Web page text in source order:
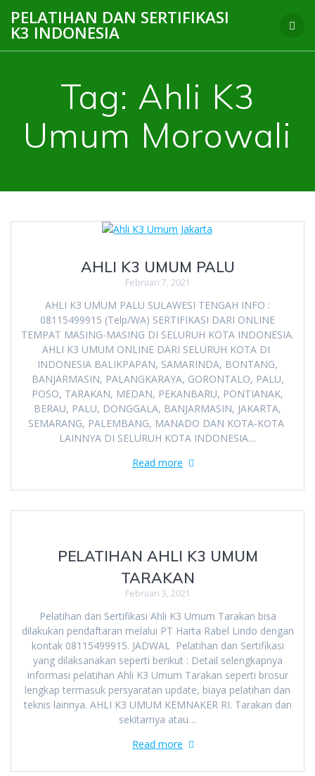
to
PELATIHAN DAN SERTIFIKASI
K3 INDONESIA
Tag: Ahli K3
Umum Morowali
AHLI K3 UMUM PALU
Februari 7, 2021
AHLI K3 UMUM PALU SULAWESI TENGAH INFO :
08115499915 (Telp/WA) SERTIFIKASI DARI ONLINE
TEMPAT MASING-MASING DI SELURUH KOTA INDONESIA.
AHLI K3 UMUM ONLINE DARI SELURUH KOTA DI
INDONESIA BALIKPAPAN, SAMARINDA, BONTANG,
BANJARMASIN, PALANGKARAYA, GORONTALO, PALU,
POSO, TARAKAN, MEDAN, PEKANBARU, PONTIANAK,
BERAU, PALU, DONGGALA, BANJARMASIN, JAKARTA,
SEMARANG, PALEMBANG, MANADO DAN KOTA-KOTA
LAINNYA DI SELURUH KOTA INDONESIA…
Read more
PELATIHAN AHLI K3 UMUM
TARAKAN
Februari 3, 2021
Pelatihan dan Sertifikasi Ahli K3 Umum Tarakan bisa
dilakukan pendaftaran melalui PT Harta Rabel Lindo dengan
kontak 08115499915. JADWAL Pelatihan dan Sertifikasi
yang dilaksanakan seperti berikut : Detail selengkapnya
informasi pelatihan Ahli K3 Umum Tarakan seperti brosur
lengkap termasuk persyaratan update, biaya pelatihan dan
teknis lainnya. AHLI K3 UMUM KEMNAKER RI. Tarakan dan
sekitarnya atau…
Read more